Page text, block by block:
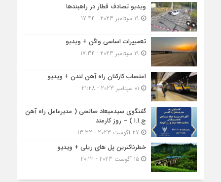
ویدیو تصادف قطار در راهبندها
تعمییرات اساسی واگن + ویدیو
اعتصاب کارکنان راه آهن لندن + ویدیو
گفتگوی سیدمیعاد صالحی ( مدیرعامل راه آهن
ج.ا.ا ) – روز کارمند
خطرناکترین پل های ریلی + ویدیو
15 آگوست 2023 - 20:13